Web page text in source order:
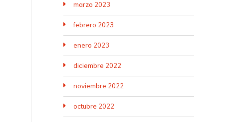
marzo 2023
febrero 2023
enero 2023
diciembre 2022
noviembre 2022
octubre 2022